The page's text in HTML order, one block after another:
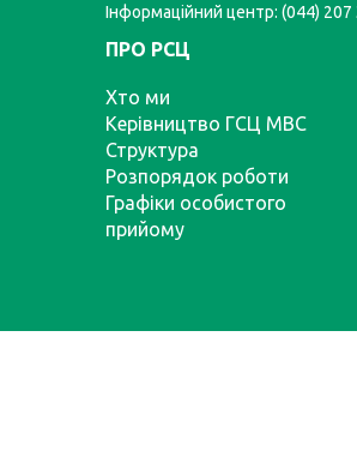
Інформаційний центр: (044)
ПРО РСЦ
Хто ми
Керівництво ГСЦ МВС
Структура
Розпорядок роботи
Графіки особистого
прийому